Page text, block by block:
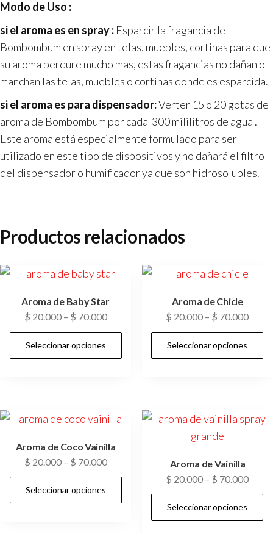
Modo de Uso :
si el aroma es en spray : Esparcir la fragancia de
Bombombum en spray en telas, muebles, cortinas para que
su aroma perdure mucho mas, estas fragancias no dañan o
manchan las telas, muebles o cortinas donde es esparcida.
si el aroma es para dispensador:Verter 15 o 20 gotas de
aroma de Bombombum por cada 300 mililitros de agua .
Este aroma está especialmente formulado para ser
utilizado en este tipo de dispositivos y no dañará el filtro
del dispensador o humificador ya que son hidrosolubles.
Productos relacionados
Aroma de Baby Star
$ 20.000– $ 70.000
Seleccionar opciones
Aroma de Chicle
$ 20.000 – $ 70.000
Seleccionar opciones
Aroma de Coco Vainilla
$ 20.000– $ 70.000
Seleccionar opciones
Aroma de Vainilla
$ 20.000 – $ 70.000
Seleccionar opciones